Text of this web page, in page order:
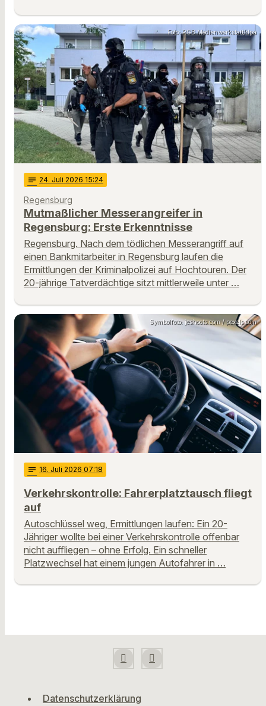
Foto: RGB Medienwerkstatt/dpa
notes 24. Juli 2026 15:24
Regensburg
Mutmaßlicher Messerangreifer in
Regensburg: Erste Erkenntnisse
Regensburg. Nach dem tödlichen Messerangriff auf
einen Bankmitarbeiter in Regensburg laufen die
Ermittlungen der Kriminalpolizei auf Hochtouren. Der
20-jährige Tatverdächtige sitzt mittlerweile unter …
Symbolfoto: jeshoots.com / pexels.com
notes 16. Juli 2026 07:18
Verkehrskontrolle: Fahrerplatztausch fliegt
auf
Autoschlüssel weg, Ermittlungen laufen: Ein 20-
Jähriger wollte bei einer Verkehrskontrolle offenbar
nicht auffliegen – ohne Erfolg. Ein schneller
Platzwechsel hat einem jungen Autofahrer in …
Datenschutzerklärung